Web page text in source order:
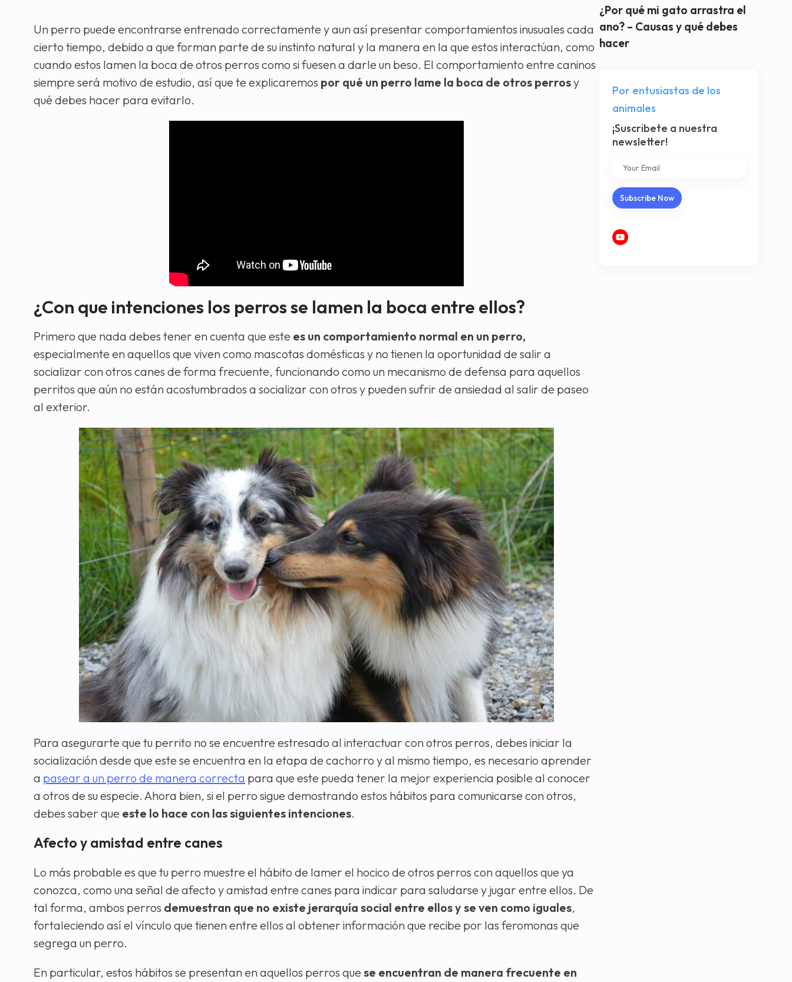
Un perro puede encontrarse entrenado correctamente y aun así presentar comportamientos inusuales cada
cierto tiempo, debido a que forman parte de su instinto natural y la manera en la que estos interactúan, como
cuando estos lamen la boca de otros perros como si fuesen a darle un beso. El comportamiento entre caninos
siempre será motivo de estudio, así que te explicaremos por qué un perro lame la boca de otros perrosy
qué debes hacer para evitarlo.
¿Con que intenciones los perros se lamen la boca entre ellos?
Primero que nada debes tener en cuenta que este es un comportamiento normal en un perro,
especialmente en aquellos que viven como mascotas domésticas y no tienen la oportunidad de salir a
socializar con otros canes de forma frecuente, funcionando como un mecanismo de defensa para aquellos
perritos que aún no están acostumbrados a socializar con otros y pueden sufrir de ansiedad al salir de paseo
al exterior.
Para asegurarte que tu perrito no se encuentre estresado al interactuar con otros perros, debes iniciar la
socialización desde que este se encuentra en la etapa de cachorro y al mismo tiempo, es necesario aprender
a pasear a un perro de manera correcta para que este pueda tener la mejor experiencia posible al conocer
a otros de su especie. Ahora bien, si el perro sigue demostrando estos hábitos para comunicarse con otros,
debes saber que este lo hace con las siguientes intenciones.
Afecto y amistad entre canes
Lo más probable es que tu perro muestre el hábito de lamer el hocico de otros perros con aquellos que ya
conozca, como una señal de afecto y amistad entre canes para indicar para saludarse y jugar entre ellos. De
tal forma, ambos perros demuestran que no existe jerarquía social entre ellos y se ven como iguales,
fortaleciendo así el vínculo que tienen entre ellos al obtener información que recibe por las feromonas que
segrega un perro.
En particular, estos hábitos se presentan en aquellos perros que se encuentran de manera frecuente en
¿Por qué mi gato arrastra el
ano? – Causas y qué debes
hacer
Por entusiastas de los
animales
¡Suscribete a nuestra
newsletter!